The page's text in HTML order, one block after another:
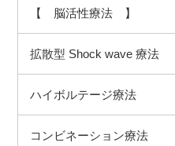
【 脳活性療法 】
拡散型 Shock wave 療法
ハイボルテージ療法
コンビネーション療法